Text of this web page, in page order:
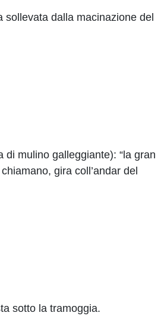
sollevata dalla macinazione del
di mulino galleggiante): “la gran
gira coll’andar del
sotto la tramoggia.